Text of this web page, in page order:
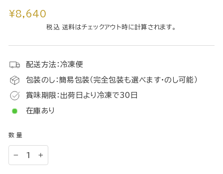
通
¥8,640
税込 送料はチェックアウト時に計算されます。
配送方法：冷凍便
包装のし：簡易包装（完全包装も選べます・のし可能）
賞味期限：出荷日より冷凍で30日
在庫あり
数量